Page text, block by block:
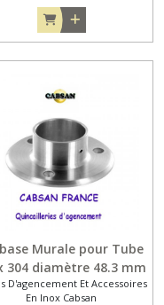
Murale pour Tube
304 diamètre 48.3 mm
D'agencement Et Accessoires
En Inox Cabsan